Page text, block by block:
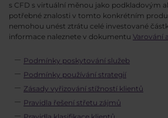
s CFD s virtuální měnou jako podkladovým
potřebné znalosti v tomto konkrétním
nemohou unést ztrátu celé investované
informace naleznete v dokumentu Varování
Podmínky poskytování služeb
Podmínky používání strategií
Zásady vyřizování stížností klientů
Pravidla řešení střetu zájmů